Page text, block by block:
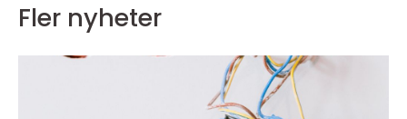
Fler nyheter